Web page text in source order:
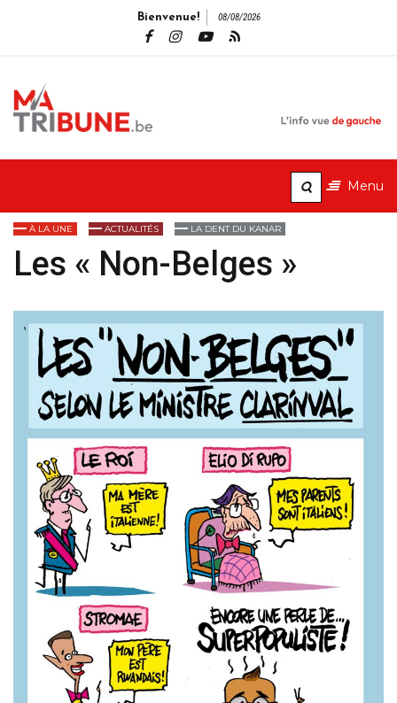
Bienvenue! 08/08/2026
Menu
À LA UNE ACTUALITÉS LA DENT DU KANAR
Les « Non-Belges »